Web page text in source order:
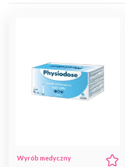
Wyrób medyczny